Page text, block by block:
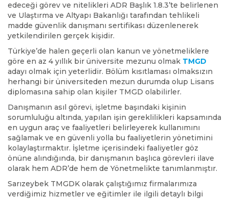
edeceği görev ve nitelikleri ADR Başlık 1.8.3’te belirlenen
ve Ulaştırma ve Altyapı Bakanlığı tarafından tehlikeli
madde güvenlik danışmanı sertifikası düzenlenerek
yetkilendirilen gerçek kişidir.
Türkiye’de halen geçerli olan kanun ve yönetmeliklere
göre en az 4 yıllık bir üniversite mezunu olmak TMGD
adayı olmak için yeterlidir. Bölüm kısıtlaması olmaksızın
herhangi bir üniversiteden mezun durumda olup Lisans
diplomasına sahip olan kişiler TMGD olabilirler.
Danışmanın asıl görevi, işletme başındaki kişinin
sorumluluğu altında, yapılan işin gereklilikleri kapsamında
en uygun araç ve faaliyetleri belirleyerek kullanımını
sağlamak ve en güvenli yolla bu faaliyetlerin yönetimini
kolaylaştırmaktır. İşletme içerisindeki faaliyetler göz
önüne alındığında, bir danışmanın başlıca görevleri ilave
olarak hem ADR’de hem de Yönetmelikte tanımlanmıştır.
Sarızeybek TMGDK olarak çalıştığımız firmalarımıza
verdiğimiz hizmetler ve eğitimler ile ilgili detaylı bilgi